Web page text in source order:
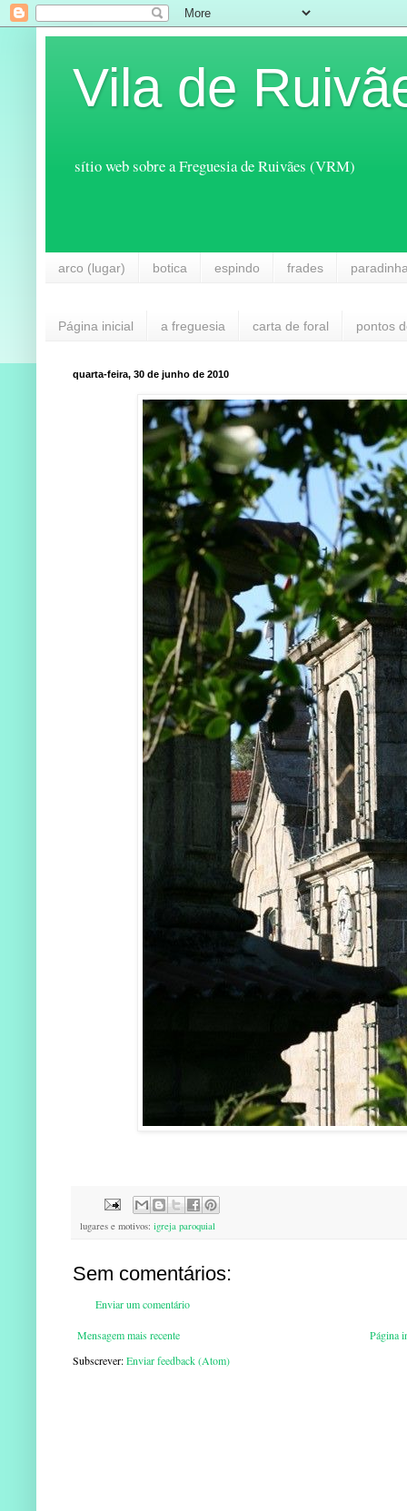
Vila de
sítio web sobre a Freguesia de Ruivães (VRM)
arco (lugar) botica espindo frades
Página inicial a freguesia carta de foral pontos
quarta-feira, 30 de junho de 2010
lugares e motivos: igreja paroquial
Sem comentários:
Enviar um comentário
Mensagem mais recente
Página
Subscrever:Enviar feedback (Atom)